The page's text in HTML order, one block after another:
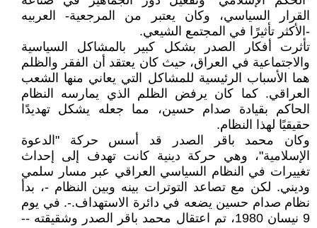
القرار السياسي، وكان يعتبر من المرجعية- العربيه
-الأكثر تأثيرًا في المجتمع الشيعي.
تأثرت أفكار الصدر بشكل كبير بالمشاكل السياسية
والاجتماعية في العراق، حيث كان يعتقد أن الفقر والظلم
هما الأسباب الرئيسية للمشاكل التي يعاني منها الشعب
العراقي. كما كان يرفض الظلم الذي يمارسه النظام
الحاكم بقيادة صدام حسين، مما جعله يشكل تهديدًا
حقيقيًا لهذا النظام.
وكان محمد باقر الصدر قد أسس حركة "الدعوة
الإسلامية"، وهي حركة دينية كانت تهدف إلى إحداث
تغييرات في النظام السياسي العراقي عبر مسار سلمي
وديني. لكن مع تصاعد التوترات بينه وبين النظام -، بدأ
نظام صدام حسين يضعه في دائرة الاستهداف.-. في يوم
9 نيسان 1980، تم اعتقال محمد باقر الصدر وشقيقته --